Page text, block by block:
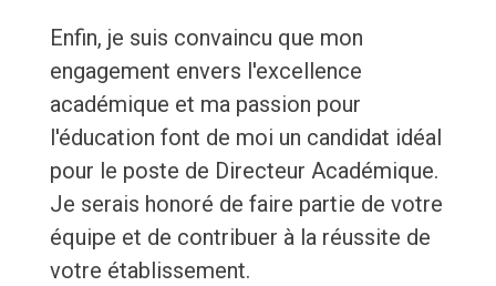
Enfin, je suis convaincu que mon
engagement envers l'excellence
académique et ma passion pour
l'éducation font de moi un candidat idéal
pour le poste de Directeur Académique.
Je serais honoré de faire partie de votre
équipe et de contribuer à la réussite de
votre établissement.